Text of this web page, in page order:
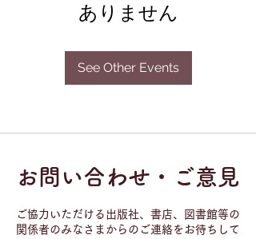
ありません
See Other Events
お問い合わせ・ご意見
ご協力いただける出版社、書店、図書館等の
関係者のみなさまからのご連絡をお待ちして